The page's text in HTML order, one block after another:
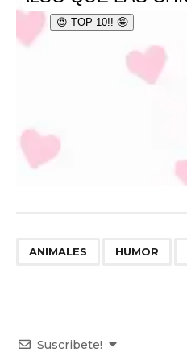
ANIMALES HUMOR
Suscribete!